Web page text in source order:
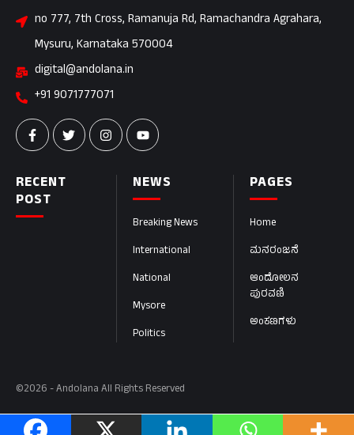
PAGES
Home
ಮನರಂಜನೆ
ಆಂದೋಲನ
ಪುರವಣಿ
ಅಂಕಣಗಳು
NEWS
Breaking News
International
National
Mysore
Politics
RECENT
POST
no 777, 7th Cross, Ramanuja Rd, Ramachandra Agrahara,
Mysuru, Karnataka 570004
digital@andolana.in
+91 9071777071
©2026 - Andolana All Rights Reserved